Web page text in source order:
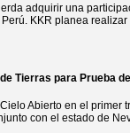
adquirir una
KKR planea
Tierras para Prueba
Abierto en el primer
con el estado de